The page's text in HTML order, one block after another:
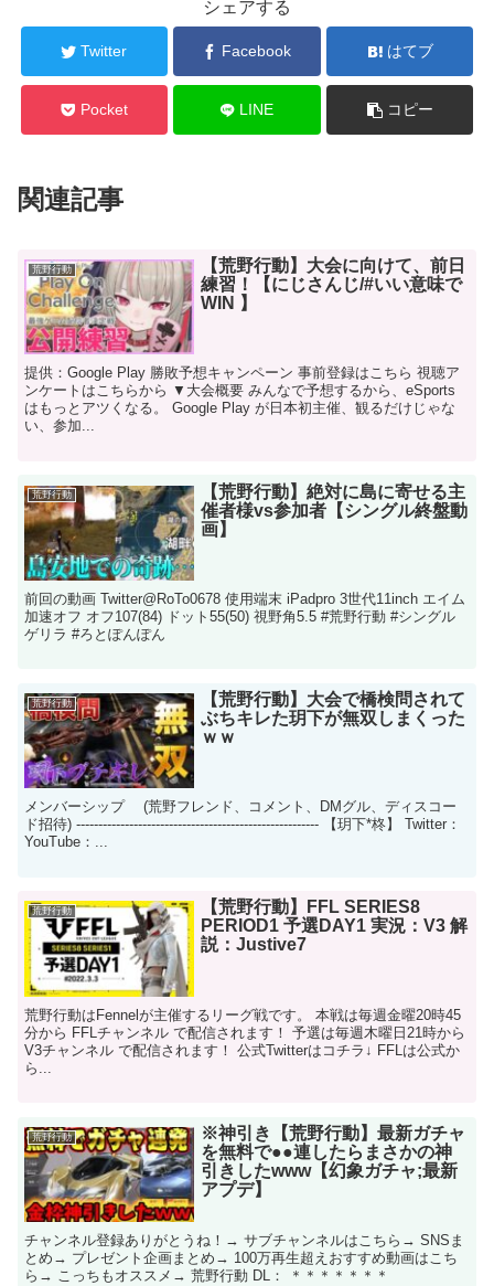
シェアする
Twitter Facebook はてブ
Pocket LINE コピー
関連記事
荒野行動
【荒野行動】大会に向けて、前日
練習！【にじさんじ/#いい意味で
WIN 】
提供：Google Play 勝敗予想キャンペーン 事前登録はこちら 視聴ア
ンケートはこちらから ▼大会概要 みんなで予想するから、eSports
はもっとアツくなる。 Google Play が日本初主催、観るだけじゃな
い、参加...
荒野行動
【荒野行動】絶対に島に寄せる主
催者様vs参加者【シングル終盤動
画】
前回の動画 Twitter@RoTo0678 使用端末 iPadpro 3世代11inch エイム
加速オフ オフ107(84) ドット55(50) 視野角5.5 #荒野行動 #シングル
ゲリラ #ろとぽんぽん
荒野行動
【荒野行動】大会で橋検問されて
ぶちキレた玥下が無双しまくった
ｗｗ
メンバーシップ (荒野フレンド、コメント、DMグル、ディスコー
ド招待) ------------------------------------------------------- 【玥下*柊】 Twitter：
YouTube：...
荒野行動
【荒野行動】FFL SERIES8
PERIOD1 予選DAY1 実況：V3 解
説：Justive7
荒野行動はFennelが主催するリーグ戦です。 本戦は毎週金曜20時45
分から FFLチャンネル で配信されます！ 予選は毎週木曜日21時から
V3チャンネル で配信されます！ 公式Twitterはコチラ↓ FFLは公式か
ら...
荒野行動
※神引き【荒野行動】最新ガチャ
を無料で●●連したらまさかの神
引きしたwww【幻象ガチャ;最新
アプデ】
チャンネル登録ありがとうね！→ サブチャンネルはこちら→ SNSま
とめ→ プレゼント企画まとめ→ 100万再生超えおすすめ動画はこち
ら→ こっちもオススメ→ 荒野行動 DL： ＊＊＊＊＊＊＊